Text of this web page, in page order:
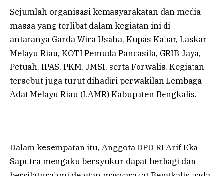
Sejumlah organisasi kemasyarakatan dan media
massa yang terlibat dalam kegiatan ini di
antaranya Garda Wira Usaha, Kupas Kabar, Laskar
Melayu Riau, KOTI Pemuda Pancasila, GRIB Jaya,
Petuah, IPAS, PKM, JMSI, serta Forwalis. Kegiatan
tersebut juga turut dihadiri perwakilan Lembaga
Adat Melayu Riau (LAMR) Kabupaten Bengkalis.
Dalam kesempatan itu, Anggota DPD RI Arif Eka
Saputra mengaku bersyukur dapat berbagi dan